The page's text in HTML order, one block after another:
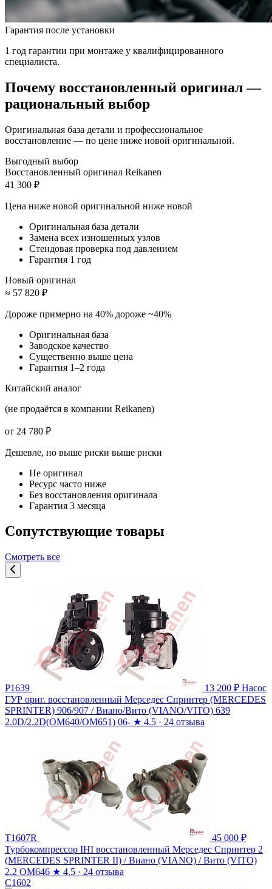
Гарантия после установки
1 год гарантии при монтаже у квалифицированного
специалиста.
Почему восстановленный оригинал —
рациональный выбор
Оригинальная база детали и профессиональное
восстановление — по цене ниже новой оригинальной.
Выгодный выбор
Восстановленный оригинал Reikanen
41 300 ₽
Цена ниже новой оригинальной ниже новой
Оригинальная база детали
Замена всех изношенных узлов
Стендовая проверка под давлением
Гарантия 1 год
Новый оригинал
≈ 57 820 ₽
Дороже примерно на 40% дороже ~40%
Оригинальная база
Заводское качество
Существенно выше цена
Гарантия 1–2 года
Китайский аналог
(не продаётся в компании Reikanen)
от 24 780 ₽
Дешевле, но выше риски выше риски
Не оригинал
Ресурс часто ниже
Без восстановления оригинала
Гарантия 3 месяца
Сопутствующие товары
Смотреть все
P1639 13 200 ₽ Насос
ГУР ориг. восстановленный Мерседес Спринтер (MERCEDES
SPRINTER) 906/907 / Виано/Вито (VIANO/VITO) 639
2.0D/2.2D(OM640/OM651) 06- ★ 4.5 · 24 отзыва
T1607R
45 000 ₽
Турбокомпрессор IHI восстановленный Мерседес Спринтер 2
(MERCEDES SPRINTER II) / Виано (VIANO) / Вито (VITO)
2.2 OM646 ★ 4.5 · 24 отзыва
C1602